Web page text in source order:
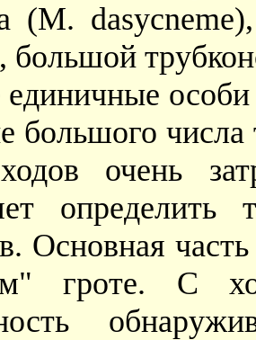
(M.
большой
единичные
большого числа
очень
определить
Основная
гроте. С